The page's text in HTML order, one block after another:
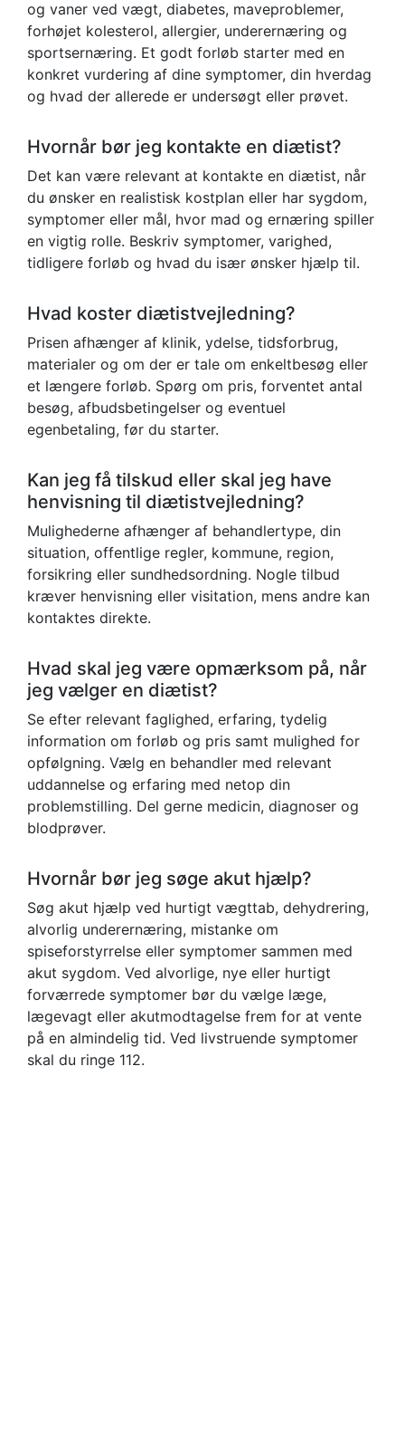
og vaner ved vægt, diabetes, maveproblemer,
forhøjet kolesterol, allergier, underernæring og
sportsernæring. Et godt forløb starter med en
konkret vurdering af dine symptomer, din hverdag
og hvad der allerede er undersøgt eller prøvet.
Hvornår bør jeg kontakte en diætist?
Det kan være relevant at kontakte en diætist, når
du ønsker en realistisk kostplan eller har sygdom,
symptomer eller mål, hvor mad og ernæring spiller
en vigtig rolle. Beskriv symptomer, varighed,
tidligere forløb og hvad du især ønsker hjælp til.
Hvad koster diætistvejledning?
Prisen afhænger af klinik, ydelse, tidsforbrug,
materialer og om der er tale om enkeltbesøg eller
et længere forløb. Spørg om pris, forventet antal
besøg, afbudsbetingelser og eventuel
egenbetaling, før du starter.
Kan jeg få tilskud eller skal jeg have
henvisning til diætistvejledning?
Mulighederne afhænger af behandlertype, din
situation, offentlige regler, kommune, region,
forsikring eller sundhedsordning. Nogle tilbud
kræver henvisning eller visitation, mens andre kan
kontaktes direkte.
Hvad skal jeg være opmærksom på, når
jeg vælger en diætist?
Se efter relevant faglighed, erfaring, tydelig
information om forløb og pris samt mulighed for
opfølgning. Vælg en behandler med relevant
uddannelse og erfaring med netop din
problemstilling. Del gerne medicin, diagnoser og
blodprøver.
Hvornår bør jeg søge akut hjælp?
Søg akut hjælp ved hurtigt vægttab, dehydrering,
alvorlig underernæring, mistanke om
spiseforstyrrelse eller symptomer sammen med
akut sygdom. Ved alvorlige, nye eller hurtigt
forværrede symptomer bør du vælge læge,
lægevagt eller akutmodtagelse frem for at vente
på en almindelig tid. Ved livstruende symptomer
skal du ringe 112.